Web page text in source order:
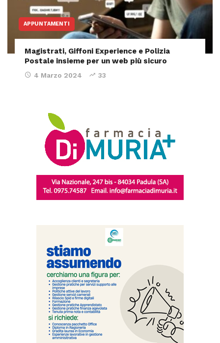
APPUNTAMENTI
Magistrati, Giffoni Experience e Polizia
Postale insieme per un web più sicuro
4 Marzo 2024 33